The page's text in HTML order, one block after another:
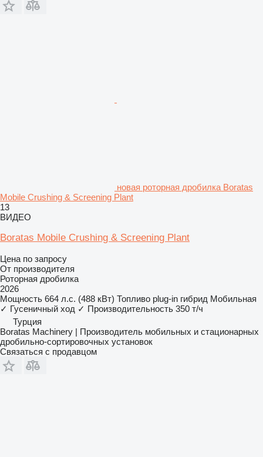
новая роторная дробилка Boratas
Mobile Crushing & Screening Plant
13
ВИДЕО
Boratas Mobile Crushing & Screening Plant
Цена по запросу
От производителя
Роторная дробилка
2026
Мощность 664 л.с. (488 кВт) Топливо plug-in гибрид Мобильная
✓ Гусеничный ход ✓ Производительность 350 т/ч
Турция
Boratas Machinery | Производитель мобильных и стационарных
дробильно-сортировочных установок
Связаться с продавцом